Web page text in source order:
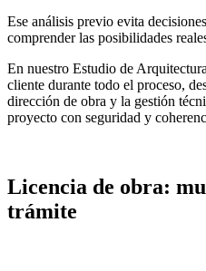
Ese análisis previo evita
comprender las posibilidades
En nuestro Estudio de
cliente durante todo el proceso,
dirección de obra y la gestión
proyecto con seguridad y
Licencia de obra:
trámite